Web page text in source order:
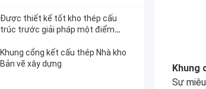
Được thiết kế tốt kho thép cấu
trúc trước giải pháp một điểm
Khung cổng kết cấu thép Nhà kho
Bản vẽ xây dựng
Khung
Sự